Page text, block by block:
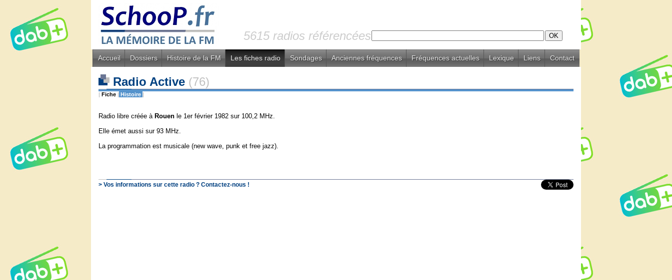
5615 radios référencées
Accueil Dossiers Histoire de la FM Les fiches radio Sondages Anciennes fréquences Fréquences actuelles Lexique Liens Contact
Radio Active (76)
| Fiche | Histoire |
Radio libre créée à Rouen le 1er février 1982 sur 100,2 MHz.
Elle émet aussi sur 93 MHz.
La programmation est musicale (new wave, punk et free jazz).
> Vos informations sur cette radio ? Contactez-nous !